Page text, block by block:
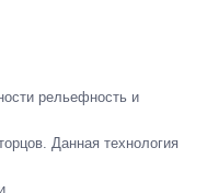
рельефность и
Данная технология